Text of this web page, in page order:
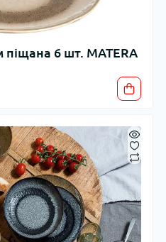
піщана 6 шт. MATERA